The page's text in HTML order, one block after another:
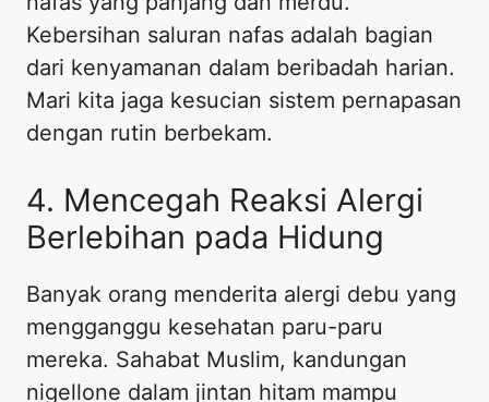
Kebersihan saluran nafas adalah bagian
dari kenyamanan dalam beribadah harian.
Mari kita jaga kesucian sistem pernapasan
dengan rutin berbekam.
4. Mencegah Reaksi Alergi
Berlebihan pada Hidung
Banyak orang menderita alergi debu yang
mengganggu kesehatan paru-paru
mereka. Sahabat Muslim, kandungan
nigellone dalam jintan hitam mampu